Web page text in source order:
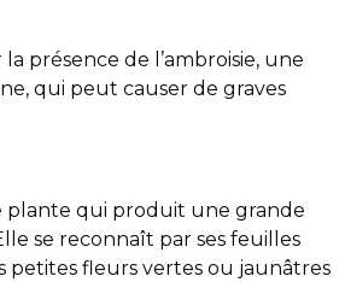
présence de l’ambroisie, une
qui peut causer de graves
plante qui produit une grande
se reconnaît par ses feuilles
petites fleurs vertes ou jaunâtres